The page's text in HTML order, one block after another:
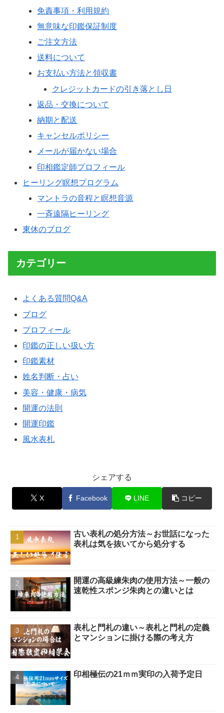
免責事項・利用規約
無意味な印鑑保証制度
ご注文方法
送料について
お支払い方法と領収書
クレジットカードの引き落とし日
返品・交換について
納期と配送
キャンセルポリシー
メールが届かない場合
印相鑑定師プロフィール
ヒーリング瞑想プログラム
マントラの音程と瞑想音源
一斉遠隔ヒーリング
東休のブログ
カテゴリー
よくある質問Q&A
ブログ
プロフィール
印鑑の正しい扱い方
印鑑素材
姓名判断・占い
美容・健康・病気
開運の法則
開運印鑑
風水表札
シェアする
X Facebook LINE コピー
古い表札の処分方法～お世話になった
表札は気を抜いてから処分する
開運の高級練朱肉の使用方法～一般の
速乾性スポンジ朱肉との違いとは
表札と門札の違い～表札と門札の定義
とマンションに掛ける際の考え方
印相極伝の21ｍｍ実印の入荷予定日